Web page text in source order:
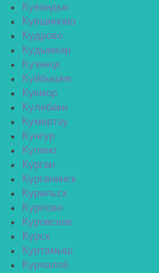
Кувандык
Кувшиново
Кудрово
Кудымкар
Кузнецк
Куйбышев
Кукмор
Кулебаки
Кумертау
Кунгур
Купино
Курган
Курганинск
Курильск
Курлово
Куровское
Курск
Куртамыш
Курчалой